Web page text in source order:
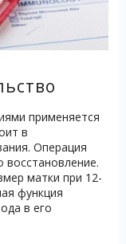
применяется
в
Операция
матки при 12-
функция
в его